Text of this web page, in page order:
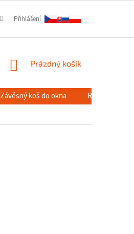
Přihlášení
NÁKUPNÍ
Prázdný košík
Závěsný koš do okna RACK systémy